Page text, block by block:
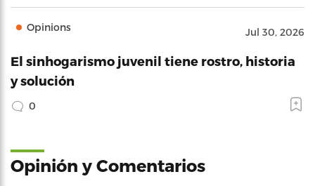
Opinions Jul 30, 2026
El sinhogarismo juvenil tiene rostro, historia
y solución
0
Opinión y Comentarios